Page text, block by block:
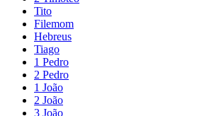
Tito
Filemom
Hebreus
Tiago
1 Pedro
2 Pedro
1 João
2 João
3 João